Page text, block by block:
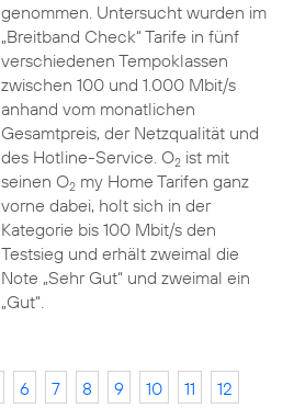
genommen. Untersucht wurden im
„Breitband Check“ Tarife in fünf
verschiedenen Tempoklassen
zwischen 100 und 1.000 Mbit/s
anhand vom monatlichen
Gesamtpreis, der Netzqualität und
des Hotline-Service. O2ist mit
seinen O2my Home Tarifen ganz
vorne dabei, holt sich in der
Kategorie bis 100 Mbit/s den
Testsieg und erhält zweimal die
Note „Sehr Gut“ und zweimal ein
„Gut“.
6 7 8 9 10 11
12